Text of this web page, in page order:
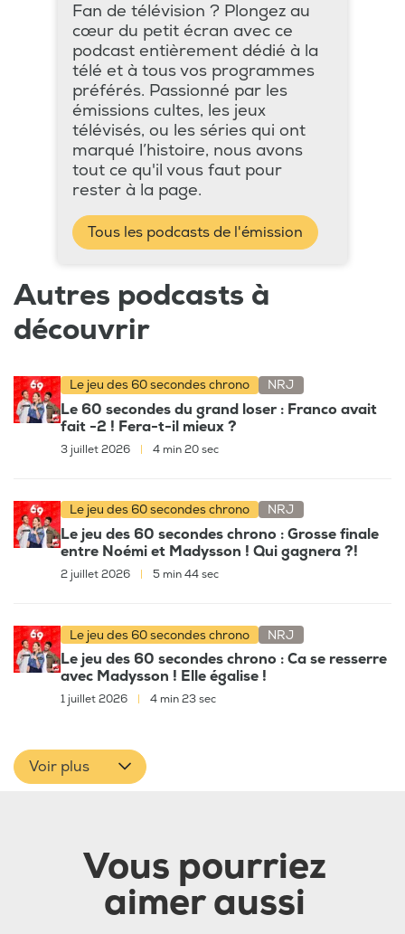
Fan de télévision ? Plongez au
cœur du petit écran avec ce
podcast entièrement dédié à la
télé et à tous vos programmes
préférés. Passionné par les
émissions cultes, les jeux
télévisés, ou les séries qui ont
marqué l’histoire, nous avons
tout ce qu'il vous faut pour
rester à la page.
Tous les podcasts de l'émission
Autres podcasts à
découvrir
Le jeu des 60 secondes chrono NRJ
Le 60 secondes du grand loser : Franco avait
fait -2 ! Fera-t-il mieux ?
3 juillet 2026 4 min 20 sec
Le jeu des 60 secondes chrono NRJ
Le jeu des 60 secondes chrono : Grosse finale
entre Noémi et Madysson ! Qui gagnera ?!
2 juillet 2026 5 min 44 sec
Le jeu des 60 secondes chrono NRJ
Le jeu des 60 secondes chrono : Ca se resserre
avec Madysson ! Elle égalise !
1 juillet 2026 | 4 min 23 sec
Voir plus
Vous pourriez
aimer aussi